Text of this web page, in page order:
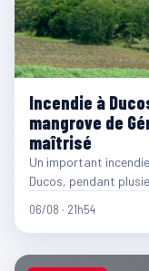
Incendie à
mangrove de
maîtrisé
Un important
Ducos, pendant
06/08 · 21h54